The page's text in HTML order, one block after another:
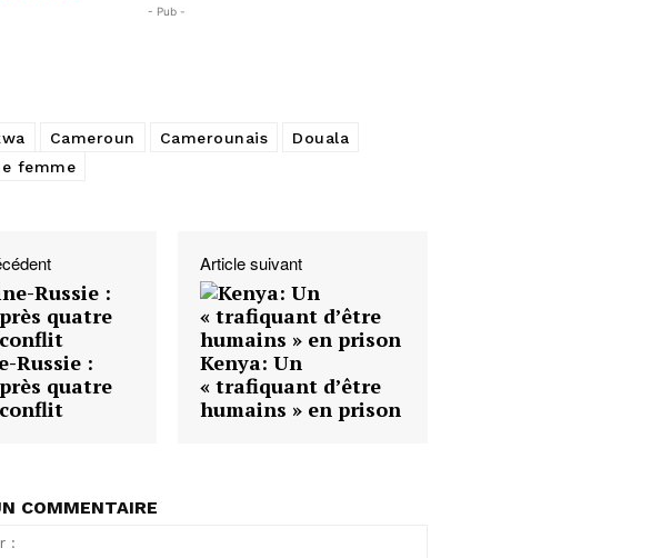
- Pub -
Cameroun Camerounais
Douala
femme
Russie :
quatre
Article suivant
Kenya: Un
« trafiquant d’être
humains » en prison
COMMENTAIRE